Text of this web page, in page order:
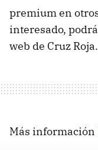
premium en
interesado,
web de Cruz Roja.
Más información